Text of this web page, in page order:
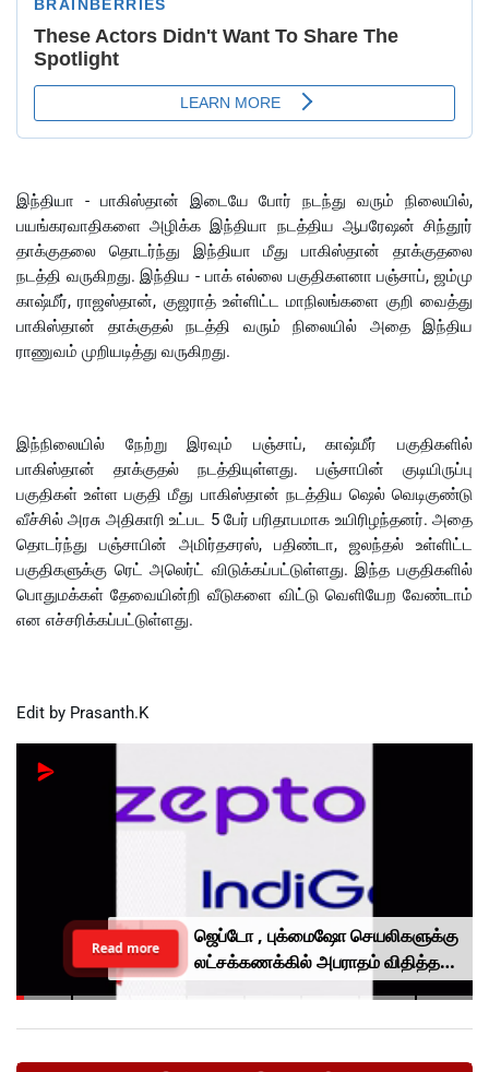
இந்தியா - பாகிஸ்தான் இடையே போர் நடந்து வரும் நிலையில்,
பயங்கரவாதிகளை அழிக்க இந்தியா நடத்திய ஆபரேஷன் சிந்தூர்
தாக்குதலை தொடர்ந்து இந்தியா மீது பாகிஸ்தான் தாக்குதலை
நடத்தி வருகிறது. இந்திய - பாக் எல்லை பகுதிகளனா பஞ்சாப், ஜம்மு
காஷ்மீர், ராஜஸ்தான், குஜராத் உள்ளிட்ட மாநிலங்களை குறி வைத்து
பாகிஸ்தான் தாக்குதல் நடத்தி வரும் நிலையில் அதை இந்திய
ராணுவம் முறியடித்து வருகிறது.
இந்நிலையில் நேற்று இரவும் பஞ்சாப், காஷ்மீர் பகுதிகளில்
பாகிஸ்தான் தாக்குதல் நடத்தியுள்ளது. பஞ்சாபின் குடியிருப்பு
பகுதிகள் உள்ள பகுதி மீது பாகிஸ்தான் நடத்திய ஷெல் வெடிகுண்டு
வீச்சில் அரசு அதிகாரி உட்பட 5 பேர் பரிதாபமாக உயிரிழந்தனர். அதை
தொடர்ந்து பஞ்சாபின் அமிர்தசரஸ், பதிண்டா, ஜலந்தல் உள்ளிட்ட
பகுதிகளுக்கு ரெட் அலெர்ட் விடுக்கப்பட்டுள்ளது. இந்த பகுதிகளில்
பொதுமக்கள் தேவையின்றி வீடுகளை விட்டு வெளியேற வேண்டாம்
என எச்சரிக்கப்பட்டுள்ளது.
Edit by Prasanth.K
ஜெப்டோ , புக்மைஷோ செயலிகளுக்கு
லட்சக்கணக்கில் அபராதம் விதித்த
மத்திய அரசு.. என்ன காரணம்?
Read more